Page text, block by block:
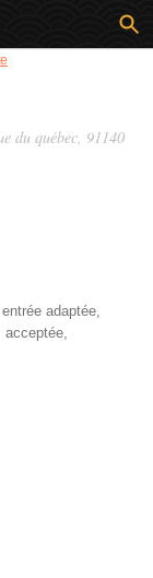
du québec, 91140
adaptée,
acceptée,